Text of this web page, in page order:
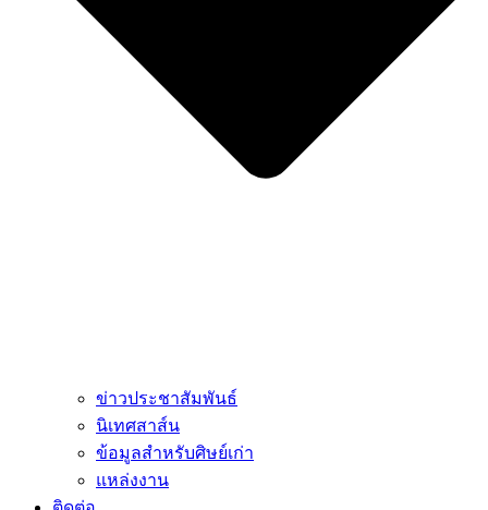
ข่าวประชาสัมพันธ์
นิเทศสาส์น
ข้อมูลสำหรับศิษย์เก่า
แหล่งงาน